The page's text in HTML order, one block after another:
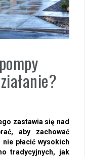
zastawia się nad
aby zachować
płacić wysokich
tradycyjnych, jak